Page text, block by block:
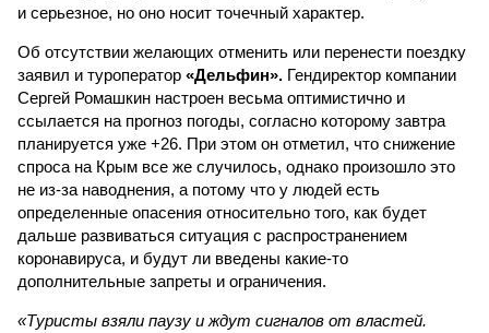
и серьезное, но оно носит точечный характер.
Об отсутствии желающих отменить или перенести поездку
заявил и туроператор «Дельфин». Гендиректор компании
Сергей Ромашкин настроен весьма оптимистично и
ссылается на прогноз погоды, согласно которому завтра
планируется уже +26. При этом он отметил, что снижение
спроса на Крым все же случилось, однако произошло это
не из-за наводнения, а потому что у людей есть
определенные опасения относительно того, как будет
дальше развиваться ситуация с распространением
коронавируса, и будут ли введены какие-то
дополнительные запреты и ограничения.
«Туристы взяли паузу и ждут сигналов от властей.